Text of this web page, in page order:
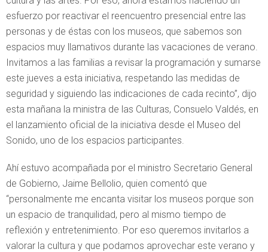
esfuerzo por reactivar el reencuentro presencial entre las
personas y de éstas con los museos, que sabemos son
espacios muy llamativos durante las vacaciones de verano.
Invitamos a las familias a revisar la programación y sumarse
este jueves a esta iniciativa, respetando las medidas de
seguridad y siguiendo las indicaciones de cada recinto”, dijo
esta mañana la ministra de las Culturas, Consuelo Valdés, en
el lanzamiento oficial de la iniciativa desde el Museo del
Sonido, uno de los espacios participantes.
Ahí estuvo acompañada por el ministro Secretario General
de Gobierno, Jaime Bellolio, quien comentó que
“personalmente me encanta visitar los museos porque son
un espacio de tranquilidad, pero al mismo tiempo de
reflexión y entretenimiento. Por eso queremos invitarlos a
valorar la cultura y que podamos aprovechar este verano y